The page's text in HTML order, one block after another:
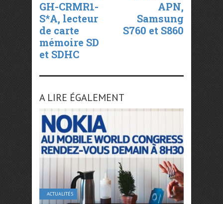
GH-CRMR1-
S*A, lecteur
de carte
mémoire SD
et SDHC
APN,
Samsung
S760 et S860
A LIRE ÉGALEMENT
ACTUALITÉS